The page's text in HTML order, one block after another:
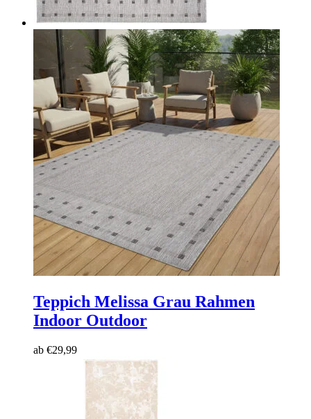
Teppich Melissa Grau Rahmen
Indoor Outdoor
ab €29,99